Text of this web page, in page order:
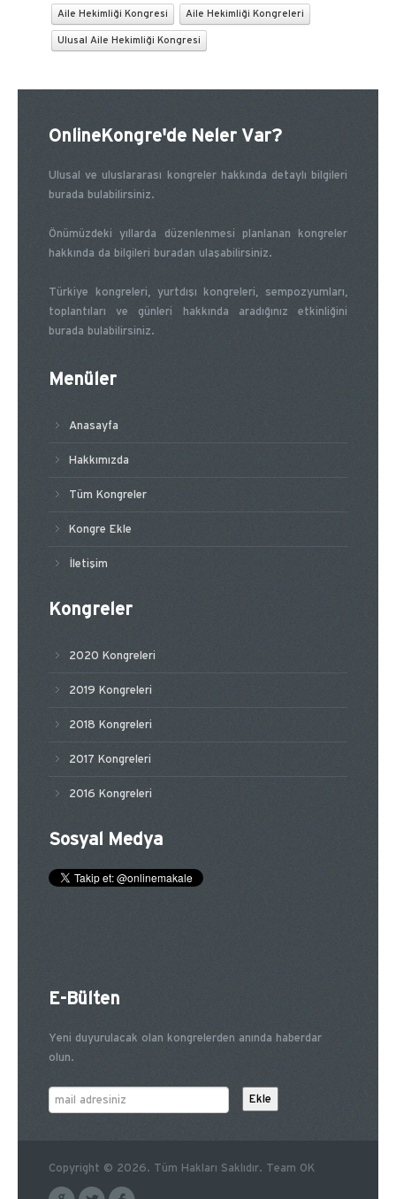
Aile Hekimliği Kongresi Aile Hekimliği Kongreleri
Ulusal Aile Hekimliği Kongresi
OnlineKongre'de Neler Var?
Ulusal ve uluslararası kongreler hakkında detaylı bilgileri
burada bulabilirsiniz.
Önümüzdeki yıllarda düzenlenmesi planlanan kongreler
hakkında da bilgileri buradan ulaşabilirsiniz.
Türkiye kongreleri, yurtdışı kongreleri, sempozyumları,
toplantıları ve günleri hakkında aradığınız etkinliğini
burada bulabilirsiniz.
Menüler
Anasayfa
Hakkımızda
Tüm Kongreler
Kongre Ekle
İletişim
Kongreler
2020 Kongreleri
2019 Kongreleri
2018 Kongreleri
2017 Kongreleri
2016 Kongreleri
Sosyal Medya
E-Bülten
Yeni duyurulacak olan kongrelerden anında haberdar
olun.
Copyright © 2026. Tüm Hakları Saklıdır. Team OK